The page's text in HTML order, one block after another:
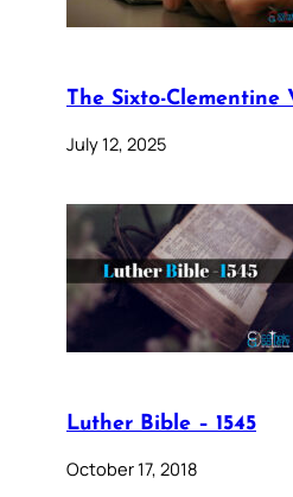
The Sixto-Clementine
July 12, 2025
Luther Bible – 1545
October 17, 2018